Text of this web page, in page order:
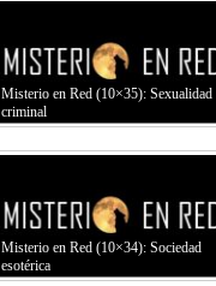
Misterio en Red (10×35): Sexualidad
criminal
Misterio en Red (10×34): Sociedad
esotérica